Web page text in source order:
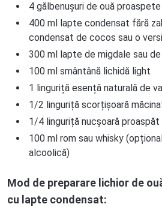
4 gălbenușuri de ouă
400 ml lapte condensat fără
condensat de cocos sau o
300 ml lapte de migdale sau
100 ml smântână lichidă light
1 linguriță esență naturală de
1/2 linguriță scorțișoară
1/4 linguriță nucșoară proaspăt
100 ml rom sau whisky
alcoolică)
Mod de preparare lichior de
cu lapte condensat: